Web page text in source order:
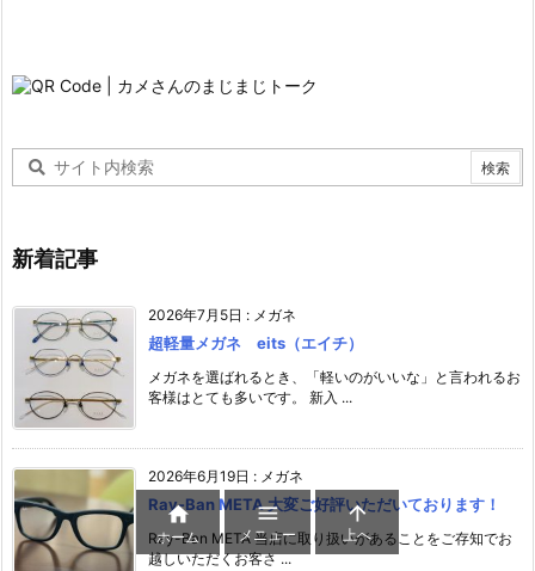
新着記事
2026年7月5日 : メガネ
超軽量メガネ eits（エイチ）
メガネを選ばれるとき、「軽いのがいいな」と言われるお
客様はとても多いです。 新入 ...
2026年6月19日 : メガネ
Ray-Ban META 大変ご好評いただいております！
Ray-Ban META 当店に取り扱いがあることをご存知でお
越しいただくお客さ ...

ホーム

メニュー

上へ